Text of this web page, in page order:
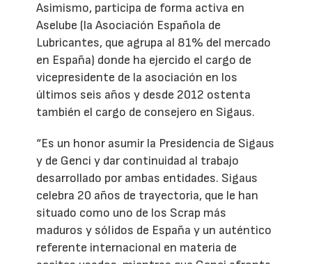
Asimismo, participa de forma activa en
Aselube (la Asociación Española de
Lubricantes, que agrupa al 81% del mercado
en España) donde ha ejercido el cargo de
vicepresidente de la asociación en los
últimos seis años y desde 2012 ostenta
también el cargo de consejero en Sigaus.
“Es un honor asumir la Presidencia de Sigaus
y de Genci y dar continuidad al trabajo
desarrollado por ambas entidades. Sigaus
celebra 20 años de trayectoria, que le han
situado como uno de los Scrap más
maduros y sólidos de España y un auténtico
referente internacional en materia de